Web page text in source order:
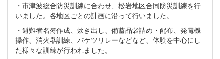
・市津波総合防災訓練に合わせ、松岩地区合同防災訓練を行
いました。各地区ごとの計画に沿って行いました。
・避難者名簿作成、炊き出し、備蓄品袋詰め・配布、発電機
操作、消火器訓練、バケツリレーなどなど、体験を中心にし
た様々な訓練が行われました。